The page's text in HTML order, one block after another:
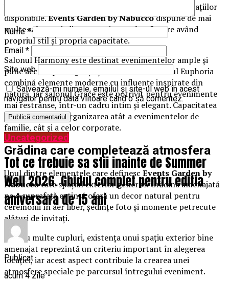
Un avantaj important al locației este diversitatea spațiilor
disponibile.Events Garden by Nabuccodispune de mai
multe saloane dedicate evenimentelor, fiecare având
propriul stil și propria capacitate.
Salonul Harmony este destinat evenimentelor ample și
pune accent pe eleganță și rafinament. Salonul Euphoria
combină elemente moderne cu influențe inspirate din
natură, iar salonul Grace este potrivit pentru evenimente
mai restrânse, într-un cadru intim și elegant. Capacitatea
locației permite organizarea atât a evenimentelor de
familie, cât și a celor corporate.
Grădina care completează atmosfera
Unul dintre elementele care definesc Events Garden by
Nabuccoeste spațiul exterior generos. Grădina amenajată
pe o suprafață extinsă oferă un decor natural pentru
ceremonii în aer liber, ședințe foto și momente petrecute
alături de invitați.
Pentru multe cupluri, existența unui spațiu exterior bine
amenajat reprezintă un criteriu important în alegerea
locației, iar acest aspect contribuie la crearea unei
atmosfere speciale pe parcursul întregului eveniment.
Nume*
Email *
Site web
Salvează-mi numele, emailul și site-ul web în acest
navigator pentru data viitoare când o să comentez.
Uncategorized
Tot ce trebuie sa stii inainte de Summer
Well 2026. Ghidul complet pentru editia
aniversara de 15 ani
Publicat
acum 4 zile